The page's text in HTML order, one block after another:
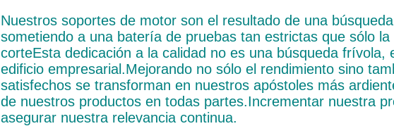
Nuestros soportes de motor son el resultado de una
sometiendo a una batería de pruebas tan estrictas que sólo
corteEsta dedicación a la calidad no es una búsqueda frívola,
edificio empresarial.Mejorando no sólo el rendimiento sino
satisfechos se transforman en nuestros apóstoles más
de nuestros productos en todas partes.Incrementar nuestra
asegurar nuestra relevancia continua.